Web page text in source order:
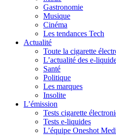
Gastronomie
Musique
Cinéma
Les tendances Tech
Actualité
Toute la cigarette
L’actualité des e-
Santé
Politique
Les marques
Insolite
L’émission
Tests cigarette
Tests e-liquides
L’équipe Oneshot